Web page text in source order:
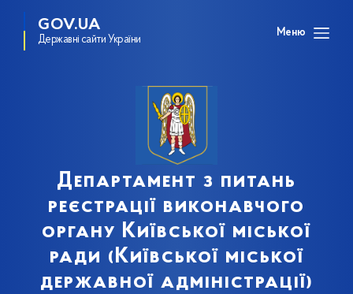
GOV.UA
Державні сайти України
Меню
Департамент з питань
реєстрації виконавчого
органу Київської міської
ради (Київської міської
державної адміністрації)